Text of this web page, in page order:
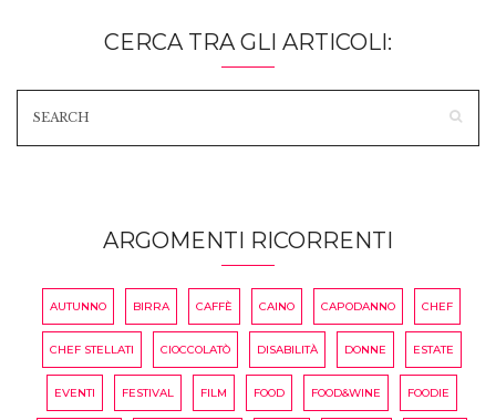
CERCA TRA GLI ARTICOLI:
ARGOMENTI RICORRENTI
AUTUNNO BIRRA CAFFÈ CAINO CAPODANNO CHEF
CHEF STELLATI CIOCCOLATÒ DISABILITÀ DONNE ESTATE
EVENTI FESTIVAL FILM FOOD FOOD&WINE FOODIE